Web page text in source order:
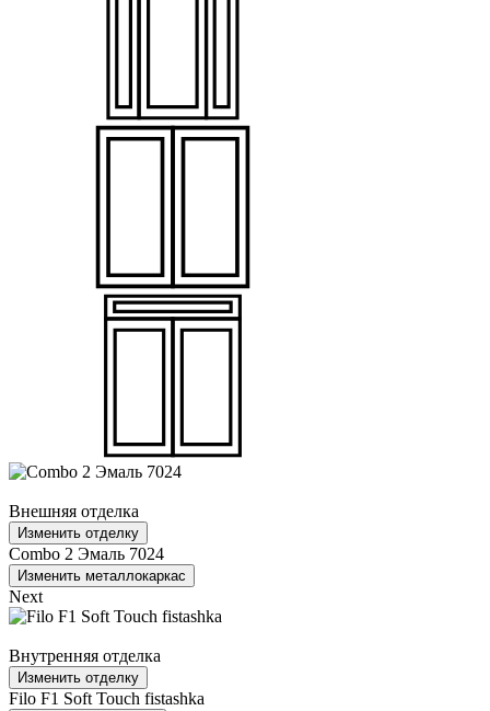
Внешняя отделка
Изменить отделку
Combo 2 Эмаль 7024
Изменить металлокаркас
Next
Внутренняя отделка
Изменить отделку
Filo F1 Soft Touch fistashka